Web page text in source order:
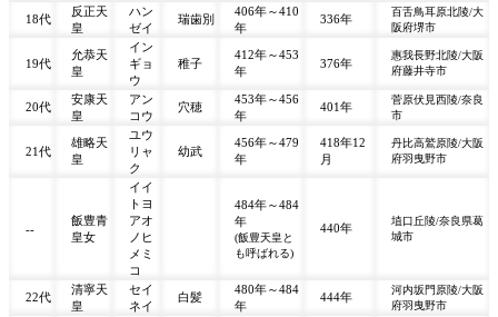
18代
反正天
皇
ハン
ゼイ
瑞歯別
406年～410
年
336年
百舌鳥耳原北陵/大
阪府堺市
19代
允恭天
皇
イン
ギョ
ウ
稚子
412年～453
年
376年
惠我長野北陵/大阪
府藤井寺市
20代
安康天
皇
アン
コウ
穴穂
453年～456
年
401年
菅原伏見西陵/奈良
市
21代
雄略天
皇
ユウ
リャ
ク
幼武
456年～479
年
418年12
月
丹比高鷲原陵/大阪
府羽曳野市
--
飯豊青
皇女
イイ
トヨ
アオ
ノヒ
メミ
コ
484年～484
年
(飯豊天皇と
も呼ばれる)
440年
埴口丘陵/奈良県葛
城市
22代
清寧天
皇
セイ
ネイ
白髪
480年～484
年
444年
河内坂門原陵/大阪
府羽曳野市